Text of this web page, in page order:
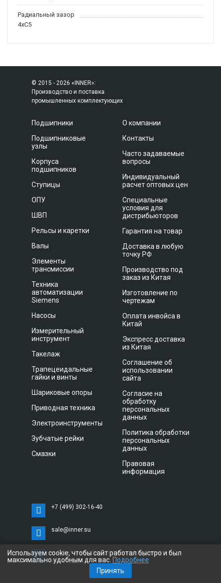
Радиальный зазор
4xC5
© 2015 - 2026 «INNER»:
Производство и поставка
промышленных комплектующих
Подшипники
Подшипниковые
узлы
Корпуса
подшипников
Ступицы
ОПУ
ШВП
Рельсы и каретки
Валы
Элементы
трансмиссии
Техника
автоматизации
Siemens
Насосы
Измерительный
инструмент
Такелаж
Трапецеидальные
гайки и винты
Шариковые опоры
Приводная техника
Электроинструменты
Зубчатые рейки
Смазки
О компании
Контакты
Часто задаваемые
вопросы
Индивидуальный
расчет оптовых цен
Специальные
условия для
дистрибьюторов
Гарантия на товар
Доставка в любую
точку РФ
Производство под
заказ из Китая
Изготовление по
чертежам
Оплата инвойса в
Китай
Экспресс доставка
из Китая
Соглашение об
использовании
сайта
Согласие на
обработку
персональных
данных
Политика обработки
персональных
данных
Правовая
информация
+7 (499) 302-16-40
sale@inner.su
г. Санкт-Петербург, Витебский проспект 11 С,
офис 3033
Используем cookie, чтобы сайт работал быстро и был
максимально удобным для вас. Подробнее
Принять